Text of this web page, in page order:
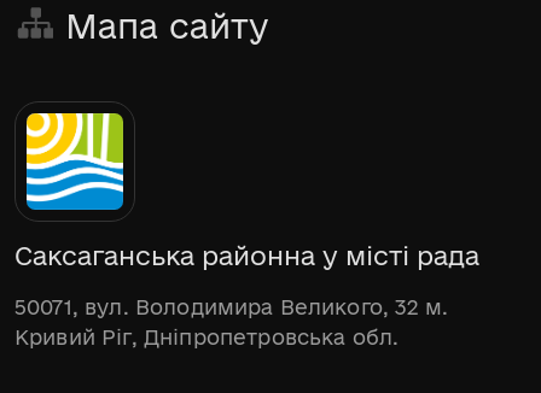
Мапа сайту
Саксаганська районна у місті рада
50071, вул. Володимира Великого, 32 м.
Кривий Ріг, Дніпропетровська обл.